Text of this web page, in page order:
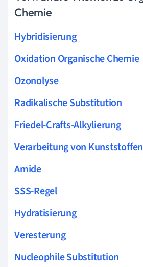
Chemie
Hybridisierung
Oxidation Organische Chemie
Ozonolyse
Radikalische Substitution
Friedel-Crafts-Alkylierung
Verarbeitung von Kunststoffen
Amide
SSS-Regel
Hydratisierung
Veresterung
Nucleophile Substitution